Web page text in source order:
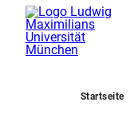
Startseite